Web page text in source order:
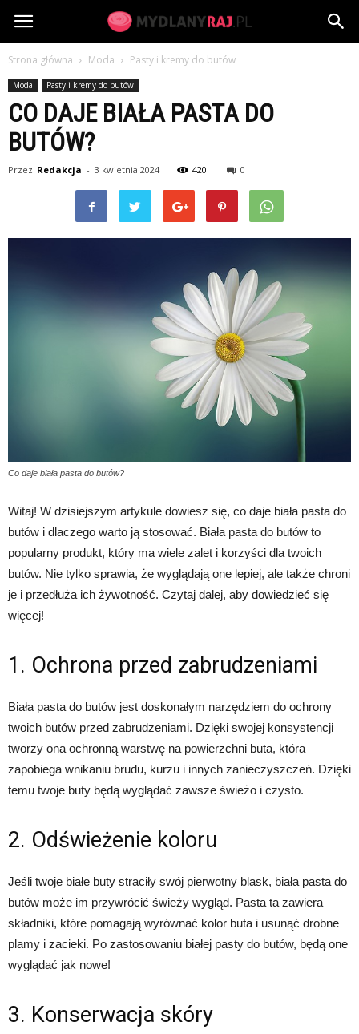
MydlanyRaj.pl
Strona główna Moda Pasty i kremy do butów
Moda Pasty i kremy do butów
CO DAJE BIAŁA PASTA DO
BUTÓW?
Przez Redakcja - 3 kwietnia 2024 420 0
Co daje biała pasta do butów?
Witaj! W dzisiejszym artykule dowiesz się, co daje biała pasta do
butów i dlaczego warto ją stosować. Biała pasta do butów to
popularny produkt, który ma wiele zalet i korzyści dla twoich
butów. Nie tylko sprawia, że wyglądają one lepiej, ale także chroni
je i przedłuża ich żywotność. Czytaj dalej, aby dowiedzieć się
więcej!
1. Ochrona przed zabrudzeniami
Biała pasta do butów jest doskonałym narzędziem do ochrony
twoich butów przed zabrudzeniami. Dzięki swojej konsystencji
tworzy ona ochronną warstwę na powierzchni buta, która
zapobiega wnikaniu brudu, kurzu i innych zanieczyszczeń. Dzięki
temu twoje buty będą wyglądać zawsze świeżo i czysto.
2. Odświeżenie koloru
Jeśli twoje białe buty straciły swój pierwotny blask, biała pasta do
butów może im przywrócić świeży wygląd. Pasta ta zawiera
składniki, które pomagają wyrównać kolor buta i usunąć drobne
plamy i zacieki. Po zastosowaniu białej pasty do butów, będą one
wyglądać jak nowe!
3. Konserwacja skóry